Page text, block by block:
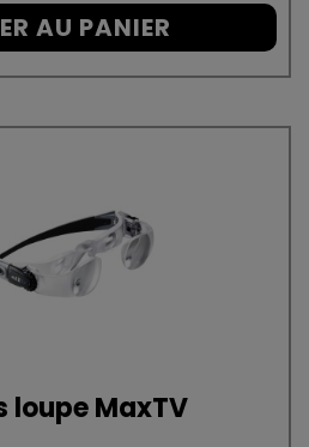
AU PANIER
loupe MaxTV